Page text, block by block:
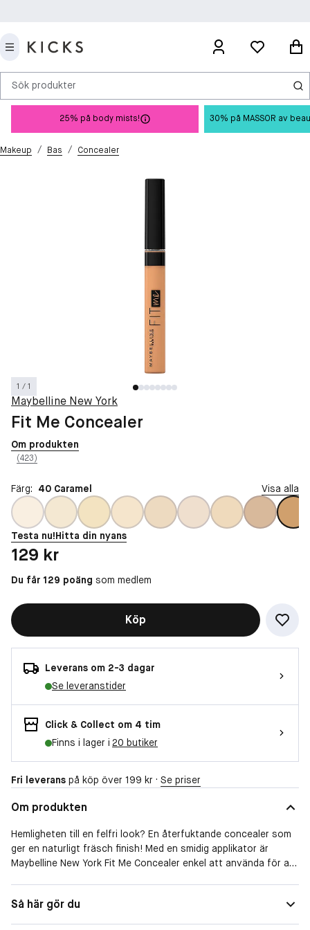
Sök produkter
25% på body mists! 30% på MASSOR av
Makeup / Bas / Concealer
1 / 1
Maybelline New York
Fit Me Concealer
Om produkten
(423)
Färg: 40 Caramel Visa alla
Testa nu!Hitta din nyans
Pris: 129 kr
129 kr
Du får 129 poäng som medlem
Köp
Leverans om 2-3 dagar
Se leveranstider
Click & Collect om 4 tim
Finns i lager i 20 butiker
Fri leverans på köp över 199 kr · Se priser
Om produkten
Hemligheten till en felfri look? En återfuktande concealer som
ger en naturligt fräsch finish! Med en smidig applikator är
Maybelline New York Fit Me Concealer enkel att använda för att
för att passa även känslig hud. Fit Me Concealer finns i flera
nyanser nyanser. Hitta din nyans som smälter samman sömlöst
Så här gör du